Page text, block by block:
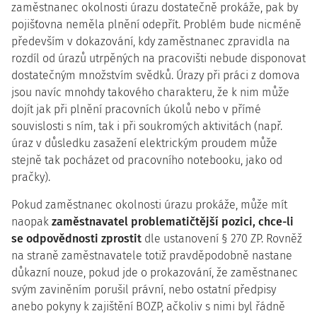
zaměstnanec okolnosti úrazu dostatečně prokáže, pak by
pojišťovna neměla plnění odepřít. Problém bude nicméně
především v dokazování, kdy zaměstnanec zpravidla na
rozdíl od úrazů utrpěných na pracovišti nebude disponovat
dostatečným množstvím svědků. Úrazy při práci z domova
jsou navíc mnohdy takového charakteru, že k nim může
dojít jak při plnění pracovních úkolů nebo v přímé
souvislosti s ním, tak i při soukromých aktivitách (např.
úraz v důsledku zasažení elektrickým proudem může
stejně tak pocházet od pracovního notebooku, jako od
pračky).
Pokud zaměstnanec okolnosti úrazu prokáže, může mít
naopak zaměstnavatel problematičtější pozici, chce-li
se odpovědnosti zprostit dle ustanovení § 270 ZP. Rovněž
na straně zaměstnavatele totiž pravděpodobně nastane
důkazní nouze, pokud jde o prokazování, že zaměstnanec
svým zaviněním porušil právní, nebo ostatní předpisy
anebo pokyny k zajištění BOZP, ačkoliv s nimi byl řádně